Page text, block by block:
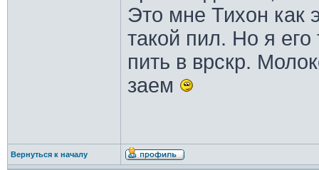
Это мне Тихон как
такой пил. Но я
пить в врскр.
заем
Вернуться к началу